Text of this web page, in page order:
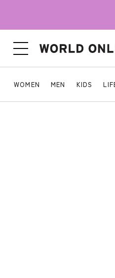
WOMEN MEN KIDS